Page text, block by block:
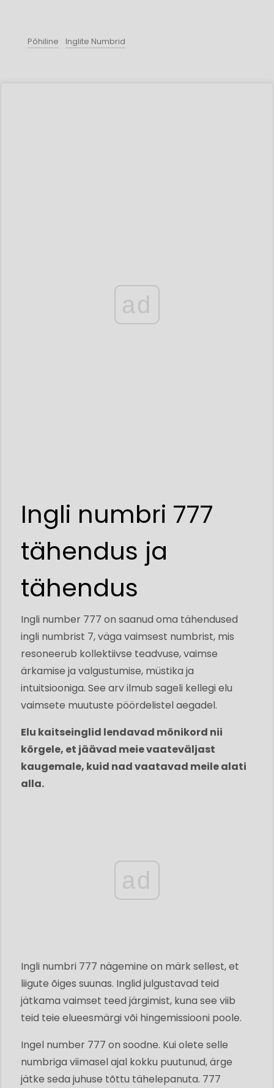
Põhiline Inglite Numbrid
ad
Ingli numbri 777
tähendus ja
tähendus
Ingli number 777 on saanud oma tähendused
ingli numbrist 7, väga vaimsest numbrist, mis
resoneerub kollektiivse teadvuse, vaimse
ärkamise ja valgustumise, müstika ja
intuitsiooniga. See arv ilmub sageli kellegi elu
vaimsete muutuste pöördelistel aegadel.
Elu kaitseinglid lendavad mõnikord nii
kõrgele, et jäävad meie vaateväljast
kaugemale, kuid nad vaatavad meile alati
alla.
ad
Ingli numbri 777 nägemine on märk sellest, et
liigute õiges suunas. Inglid julgustavad teid
jätkama vaimset teed järgimist, kuna see viib
teid teie elueesmärgi või hingemissiooni poole.
Ingel number 777 on soodne. Kui olete selle
numbriga viimasel ajal kokku puutunud, ärge
jätke seda juhuse tõttu tähelepanuta. 777